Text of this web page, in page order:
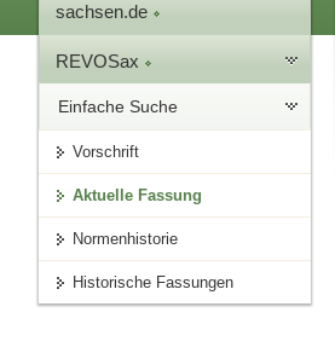
sachsen.de
REVOSax
Einfache Suche
Vorschrift
Aktuelle Fassung
Normenhistorie
Historische Fassungen